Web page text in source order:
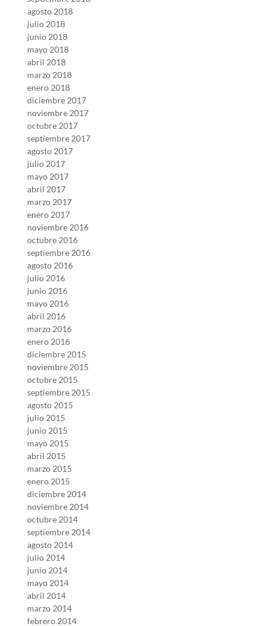
agosto 2018
julio 2018
junio 2018
mayo 2018
abril 2018
marzo 2018
enero 2018
diciembre 2017
noviembre 2017
octubre 2017
septiembre 2017
agosto 2017
julio 2017
mayo 2017
abril 2017
marzo 2017
enero 2017
noviembre 2016
octubre 2016
septiembre 2016
agosto 2016
julio 2016
junio 2016
mayo 2016
abril 2016
marzo 2016
enero 2016
diciembre 2015
noviembre 2015
octubre 2015
septiembre 2015
agosto 2015
julio 2015
junio 2015
mayo 2015
abril 2015
marzo 2015
enero 2015
diciembre 2014
noviembre 2014
octubre 2014
septiembre 2014
agosto 2014
julio 2014
junio 2014
mayo 2014
abril 2014
marzo 2014
febrero 2014